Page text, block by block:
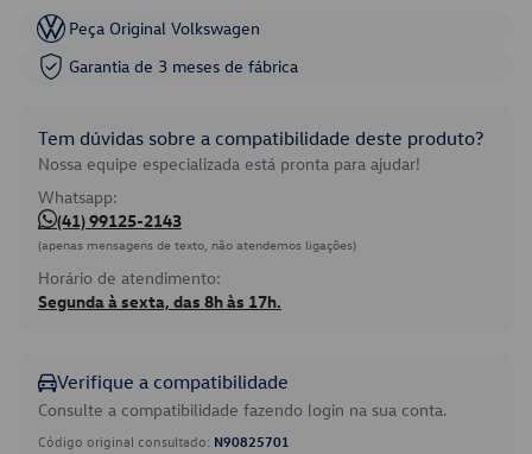
Peça Original Volkswagen
Garantia de 3 meses de fábrica
Tem dúvidas sobre a compatibilidade deste produto?
Nossa equipe especializada está pronta para ajudar!
Whatsapp:
(41) 99125-2143
(apenas mensagens de texto, não atendemos ligações)
Horário de atendimento:
Segunda à sexta, das 8h às 17h.
Verifique a compatibilidade
Consulte a compatibilidade fazendo login na sua conta.
Código original consultado: N90825701